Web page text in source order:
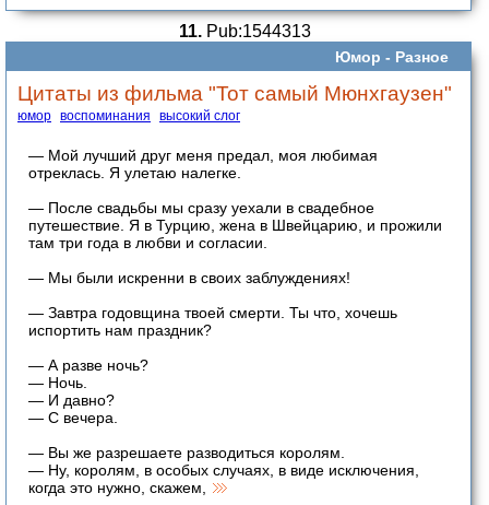
11.Pub:1544313
Юмор - Разное
Цитаты из фильма "Тот самый Мюнхгаузен"
юмор воспоминания высокий слог
— Мой лучший друг меня предал, моя любимая
отреклась. Я улетаю налегке.
— После свадьбы мы сразу уехали в свадебное
путешествие. Я в Турцию, жена в Швейцарию, и прожили
там три года в любви и согласии.
— Мы были искренни в своих заблуждениях!
— Завтра годовщина твоей смерти. Ты что, хочешь
испортить нам праздник?
— А разве ночь?
— Ночь.
— И давно?
— С вечера.
— Вы же разрешаете разводиться королям.
— Ну, королям, в особых случаях, в виде исключения,
когда это нужно, скажем,